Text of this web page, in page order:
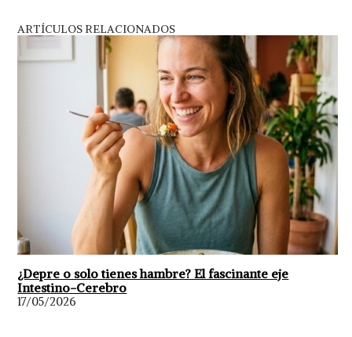
ARTÍCULOS RELACIONADOS
¿Depre o solo tienes hambre? El fascinante eje
Intestino-Cerebro
17/05/2026